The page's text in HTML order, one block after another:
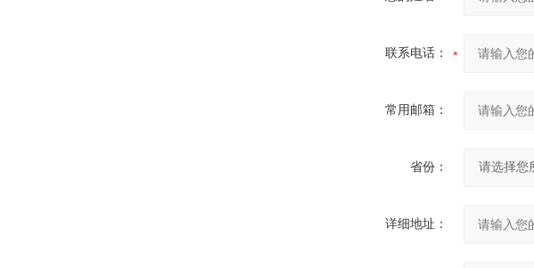
联系电话：
常用邮箱：
省份：
详细地址：